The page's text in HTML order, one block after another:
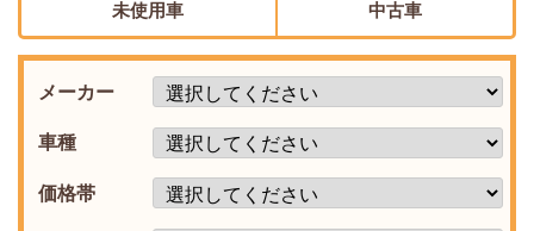
未使用車 中古車
メーカー
車種
価格帯